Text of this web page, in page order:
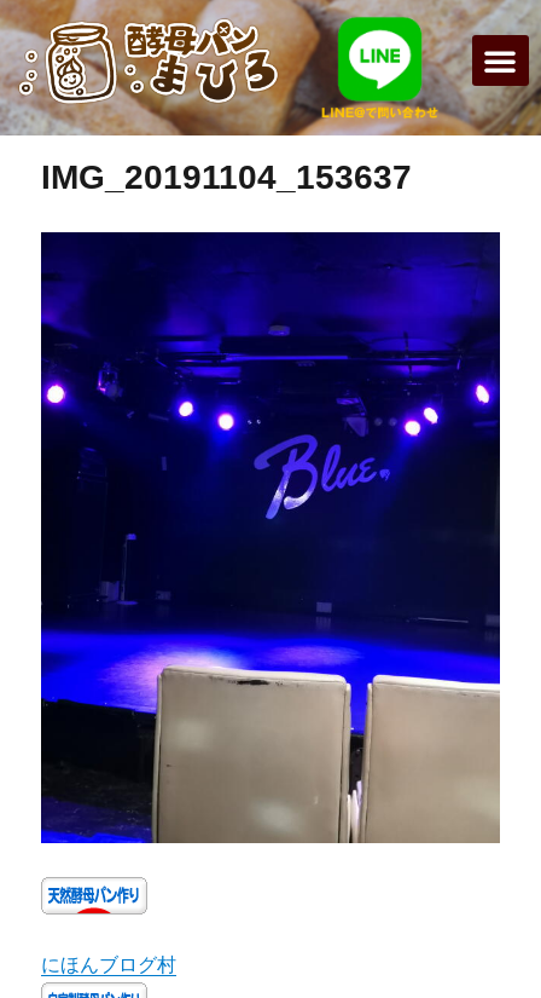
前の画像 次の画像
IMG_20191104_153637
にほんブログ村